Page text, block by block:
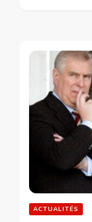
ACTUALITÉS